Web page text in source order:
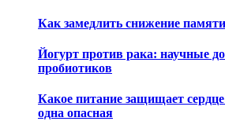
Как замедлить снижение
Йогурт против рака: научные
пробиотиков
Какое питание защищает
одна опасная